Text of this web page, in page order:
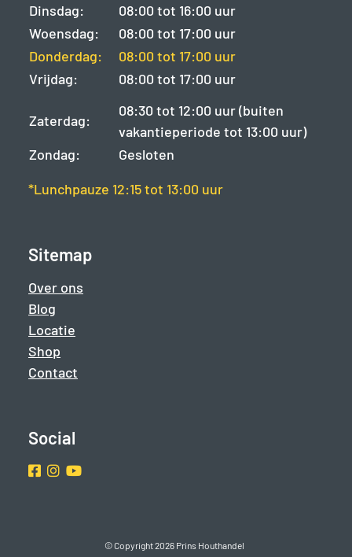
Dinsdag:
08:00 tot 16:00 uur
Woensdag:
08:00 tot 17:00 uur
Donderdag:
08:00 tot 17:00 uur
Vrijdag:
08:00 tot 17:00 uur
Zaterdag:
08:30 tot 12:00 uur (buiten
vakantieperiode tot 13:00 uur)
Zondag:
Gesloten
*Lunchpauze 12:15 tot 13:00 uur
Sitemap
Over ons
Blog
Locatie
Shop
Contact
Social
Facebook
Instragram
Youtube
© Copyright 2026 Prins Houthandel